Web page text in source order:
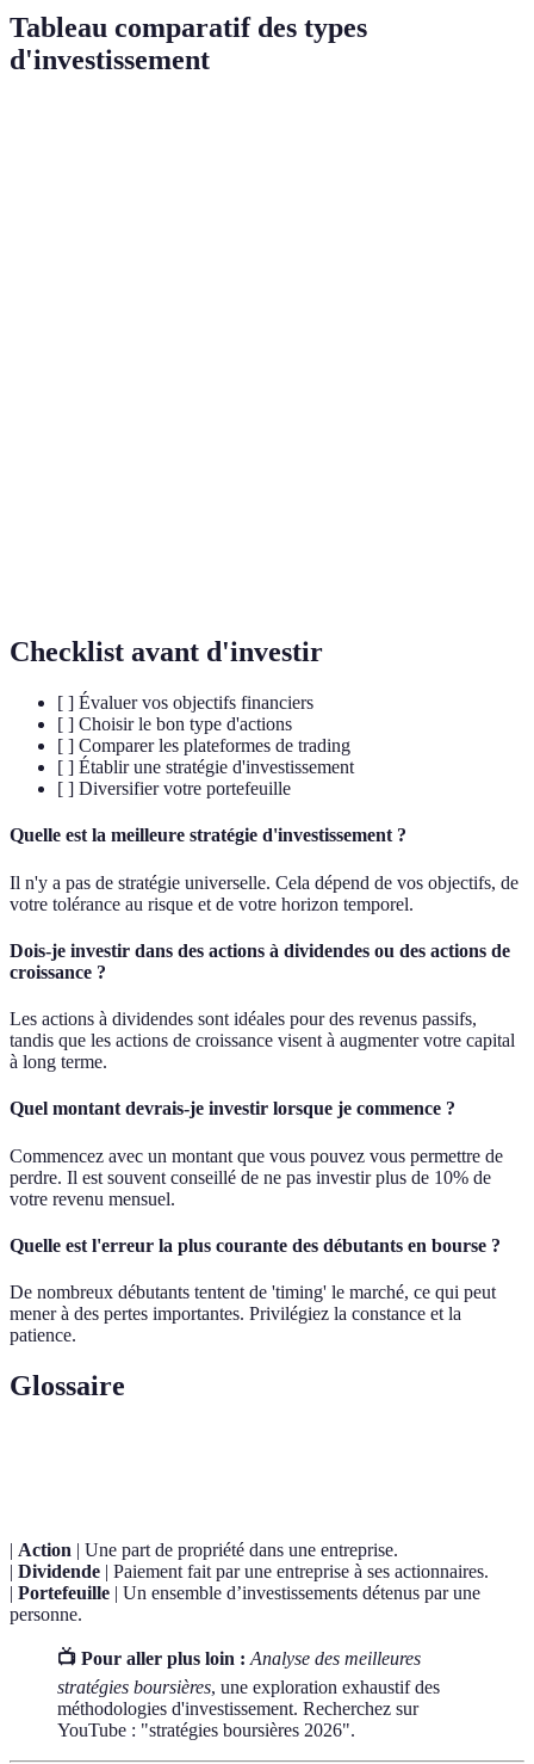
Tableau comparatif des types
d'investissement
Checklist avant d'investir
[ ] Évaluer vos objectifs financiers
[ ] Choisir le bon type d'actions
[ ] Comparer les plateformes de trading
[ ] Établir une stratégie d'investissement
[ ] Diversifier votre portefeuille
Quelle est la meilleure stratégie d'investissement ?
Il n'y a pas de stratégie universelle. Cela dépend de vos objectifs, de
votre tolérance au risque et de votre horizon temporel.
Dois-je investir dans des actions à dividendes ou des actions de
croissance ?
Les actions à dividendes sont idéales pour des revenus passifs,
tandis que les actions de croissance visent à augmenter votre capital
à long terme.
Quel montant devrais-je investir lorsque je commence ?
Commencez avec un montant que vous pouvez vous permettre de
perdre. Il est souvent conseillé de ne pas investir plus de 10% de
votre revenu mensuel.
Quelle est l'erreur la plus courante des débutants en bourse ?
De nombreux débutants tentent de 'timing' le marché, ce qui peut
mener à des pertes importantes. Privilégiez la constance et la
patience.
Glossaire
| Action | Une part de propriété dans une entreprise.
| Dividende | Paiement fait par une entreprise à ses actionnaires.
| Portefeuille | Un ensemble d’investissements détenus par une
personne.
📺 Pour aller plus loin : Analyse des meilleures
stratégies boursières, une exploration exhaustif des
méthodologies d'investissement. Recherchez sur
YouTube : "stratégies boursières 2026".